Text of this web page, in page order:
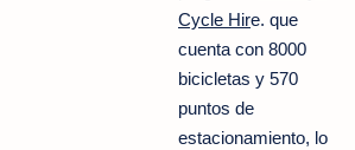
Cycle Hire. que
cuenta con 8000
bicicletas y 570
puntos de
estacionamiento, lo